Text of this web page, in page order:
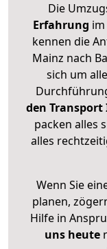
Die
Erfahrung
kennen die
Mainz nach
sich um
den
packen alles
alles
Wenn Sie
planen,
Hilfe in
uns heute